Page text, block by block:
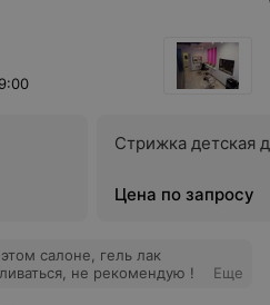
Стрижка детская
Цена по запросу
салоне, гель лак
не рекомендую !
Еще